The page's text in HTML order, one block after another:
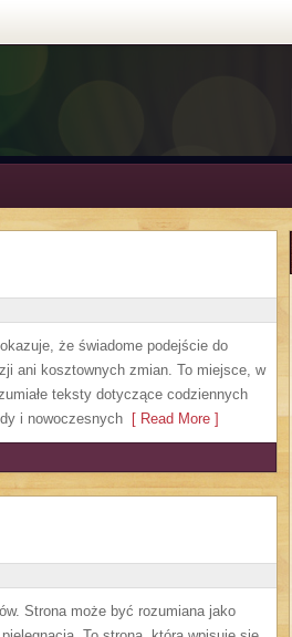
że świadome podejście do
ani kosztownych zmian. To miejsce, w
teksty dotyczące codziennych
i nowoczesnych [ Read More ]
Strona może być rozumiana jako